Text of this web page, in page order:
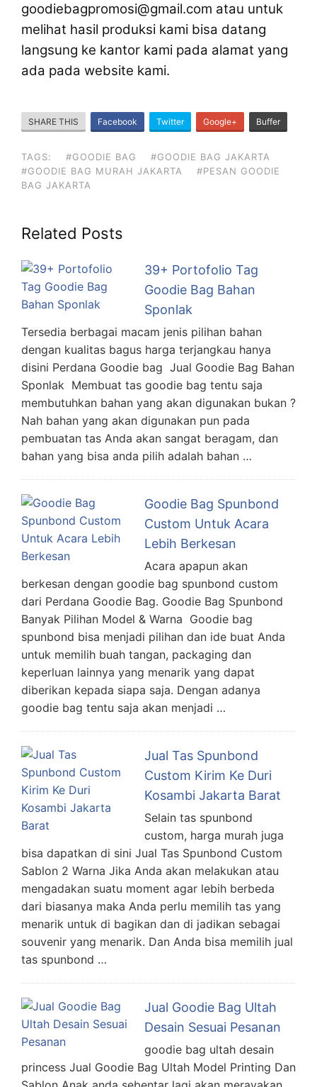
goodiebagpromosi@gmail.com atau untuk
melihat hasil produksi kami bisa datang
langsung ke kantor kami pada alamat yang
ada pada website kami.
SHARE THIS Facebook Twitter Google+ Buffer
TAGS: #GOODIE BAG
#GOODIE BAG JAKARTA
#GOODIE BAG MURAH JAKARTA
#PESAN GOODIE
BAG JAKARTA
Related Posts
39+ Portofolio Tag
Goodie Bag Bahan
Sponlak
Tersedia berbagai macam jenis pilihan bahan
dengan kualitas bagus harga terjangkau hanya
disini Perdana Goodie bag Jual Goodie Bag Bahan
Sponlak Membuat tas goodie bag tentu saja
membutuhkan bahan yang akan digunakan bukan ?
Nah bahan yang akan digunakan pun pada
pembuatan tas Anda akan sangat beragam, dan
bahan yang bisa anda pilih adalah bahan …
Goodie Bag Spunbond
Custom Untuk Acara
Lebih Berkesan
Acara apapun akan
berkesan dengan goodie bag spunbond custom
dari Perdana Goodie Bag. Goodie Bag Spunbond
Banyak Pilihan Model & Warna Goodie bag
spunbond bisa menjadi pilihan dan ide buat Anda
untuk memilih buah tangan, packaging dan
keperluan lainnya yang menarik yang dapat
diberikan kepada siapa saja. Dengan adanya
goodie bag tentu saja akan menjadi …
Jual Tas Spunbond
Custom Kirim Ke Duri
Kosambi Jakarta Barat
Selain tas spunbond
custom, harga murah juga
bisa dapatkan di sini Jual Tas Spunbond Custom
Sablon 2 Warna Jika Anda akan melakukan atau
mengadakan suatu moment agar lebih berbeda
dari biasanya maka Anda perlu memilih tas yang
menarik untuk di bagikan dan di jadikan sebagai
souvenir yang menarik. Dan Anda bisa memilih jual
tas spunbond …
Jual Goodie Bag Ultah
Desain Sesuai Pesanan
goodie bag ultah desain
princess Jual Goodie Bag Ultah Model Printing Dan